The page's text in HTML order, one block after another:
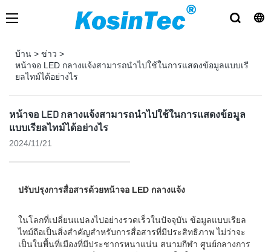
บ้าน > ข่าว >
หน้าจอ LED กลางแจ้งสามารถนำไปใช้ในการแสดงข้อมูลแบบเรี
ยลไทม์ได้อย่างไร
หน้าจอ LED กลางแจ้งสามารถนำไปใช้ในการแสดงข้อมูล
แบบเรียลไทม์ได้อย่างไร
2024/11/21
ปรับปรุงการสื่อสารด้วยหน้าจอ LED กลางแจ้ง
ในโลกที่เปลี่ยนแปลงไปอย่างรวดเร็วในปัจจุบัน ข้อมูลแบบเรียล
ไทม์ถือเป็นสิ่งสำคัญสำหรับการสื่อสารที่มีประสิทธิภาพ ไม่ว่าจะ
เป็นในพื้นที่เมืองที่มีประชากรหนาแน่น สนามกีฬา ศูนย์กลางการ